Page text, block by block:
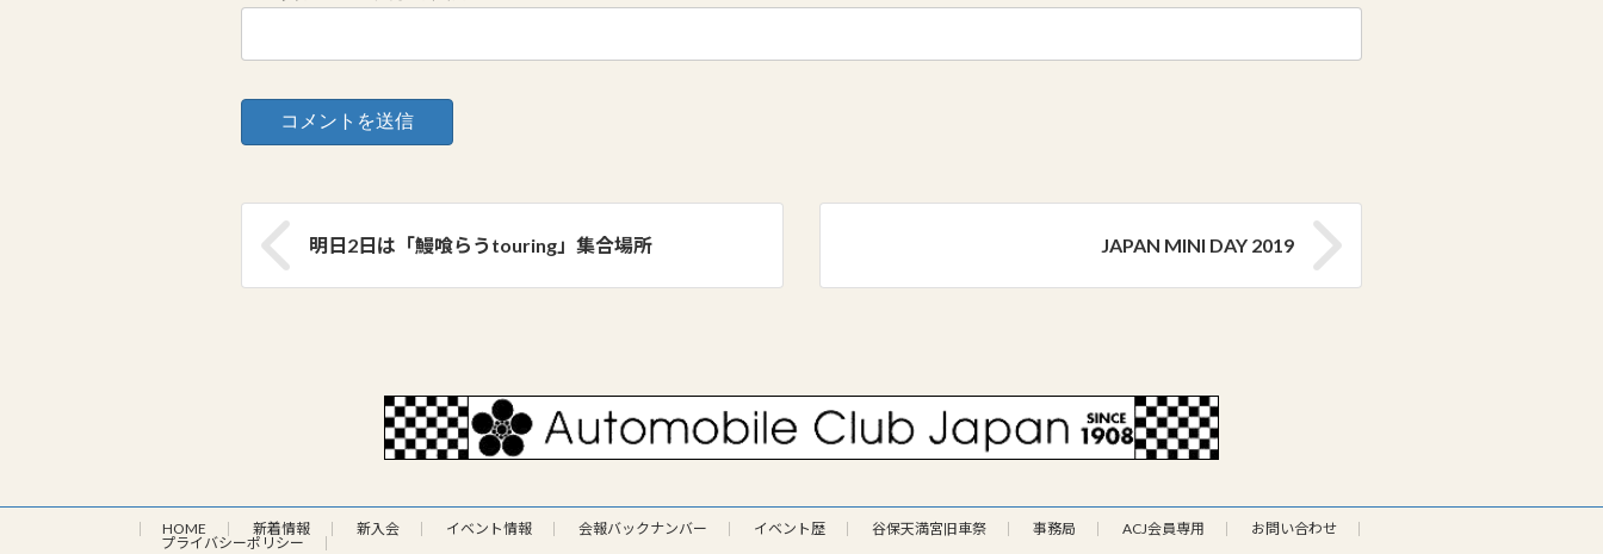
明日2日は「鰻喰らうtouring」集合場所 JAPAN MINI DAY 2019
HOME 新着情報 新入会 イベント情報 会報バックナンバー イベント歴 谷保天満宮旧車祭 事務局 ACJ会員専用
お問い合わせ
プライバシーポリシー